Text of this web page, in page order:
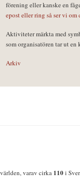
förening eller kanske en
epost eller ring så ser vi om
Aktiviteter märkta med
som organisatören tar ut en
Arkiv
varav cirka 110i